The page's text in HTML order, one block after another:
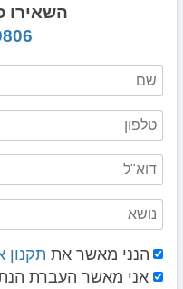
השאירו
הנני מאשר את תקנון
אני מאשר העברת